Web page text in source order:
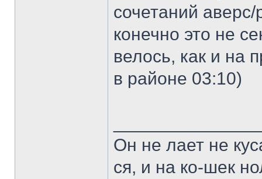
сочетаний
конечно это не
велось, как и на
в районе 03:10)
Он не лает не
ся, и на ко-шек